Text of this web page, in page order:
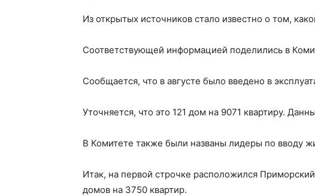
Из открытых источников стало известно о том,
Соответствующей информацией поделились в
Сообщается, что в августе было введено в
Уточняется, что это 121 дом на 9071 квартиру.
В Комитете также были названы лидеры по вводу
Итак, на первой строчке расположился
домов на 3750 квартир.